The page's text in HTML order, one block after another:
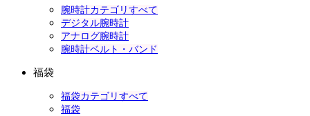
腕時計カテゴリすべて
デジタル腕時計
アナログ腕時計
腕時計ベルト・バンド
福袋
福袋カテゴリすべて
福袋